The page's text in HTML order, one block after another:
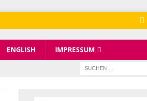
ENGLISH IMPRESSUM